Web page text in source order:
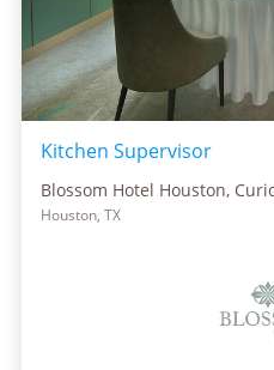
Kitchen Supervisor
Blossom Hotel Houston,
Houston, TX